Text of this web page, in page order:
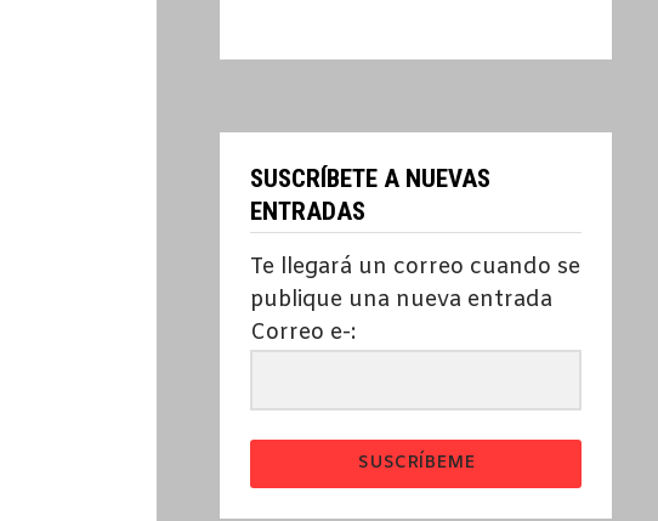
SUSCRÍBETE A NUEVAS
ENTRADAS
Te llegará un correo cuando se
publique una nueva entrada
Correo e-:
SUSCRÍBEME